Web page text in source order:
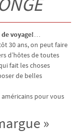
de voyage!…
30 ans, on peut faire
d’hôtes de toutes
fait les choses
de belles
américains pour vous
»